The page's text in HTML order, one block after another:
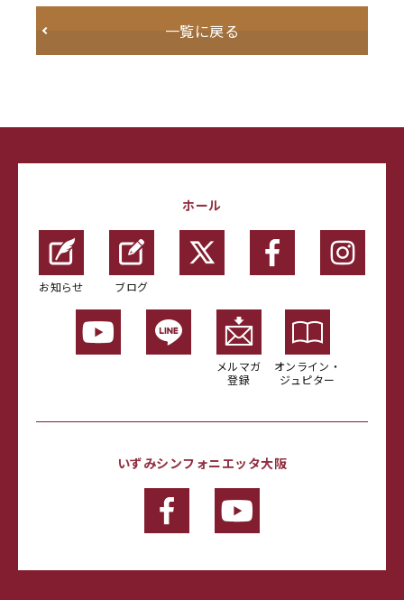
一覧に戻る
ホール
お知らせ ブログ
メルマガ
登録
オンライン・
ジュピター
いずみシンフォニエッタ大阪